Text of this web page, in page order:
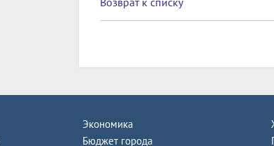
Экономика
Бюджет города